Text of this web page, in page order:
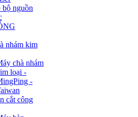
bộ nguồn
nhám kim
chà nhám
loại -
-
cắt công